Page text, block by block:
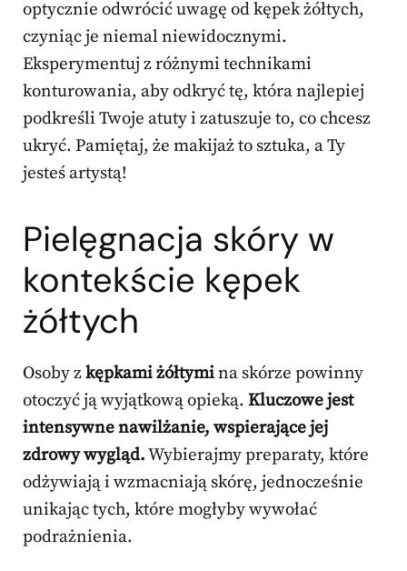
optycznie odwrócić uwagę od kępek żółtych,
czyniąc je niemal niewidocznymi.
Eksperymentuj z różnymi technikami
konturowania, aby odkryć tę, która najlepiej
podkreśli Twoje atuty i zatuszuje to, co chcesz
ukryć. Pamiętaj, że makijaż to sztuka, a Ty
jesteś artystą!
Pielęgnacja skóry w
kontekście kępek
żółtych
Osoby zkępkami żółtymina skórze powinny
otoczyć ją wyjątkową opieką. Kluczowe jest
intensywne nawilżanie, wspierające jej
zdrowy wygląd.Wybierajmy preparaty, które
odżywiają i wzmacniają skórę, jednocześnie
unikając tych, które mogłyby wywołać
podrażnienia.